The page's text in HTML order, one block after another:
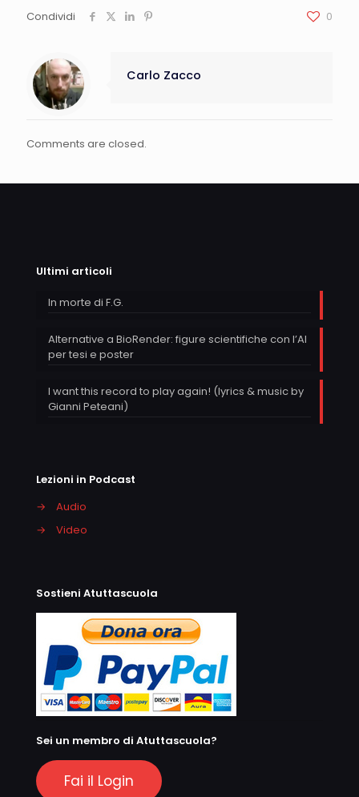
Condividi 0
Carlo Zacco
Comments are closed.
Ultimi articoli
In morte di F.G.
Alternative a BioRender: figure scientifiche con l’AI
per tesi e poster
I want this record to play again! (lyrics & music by
Gianni Peteani)
Lezioni in Podcast
→
Audio
→
Video
Sostieni Atuttascuola
Sei un membro di Atuttascuola?
Fai il Login